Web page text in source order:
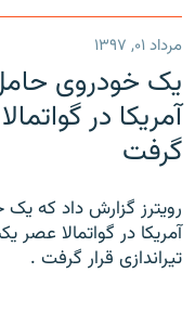
مرداد ۰۱, ۱۳۹۷
یک خودروی
آمریکا در
گرفت
رویترز گزارش داد که
آمریکا در گواتمالا
تیراندازی قرار گرفت .